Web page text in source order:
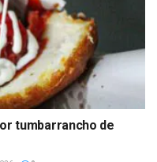
tumbarrancho de